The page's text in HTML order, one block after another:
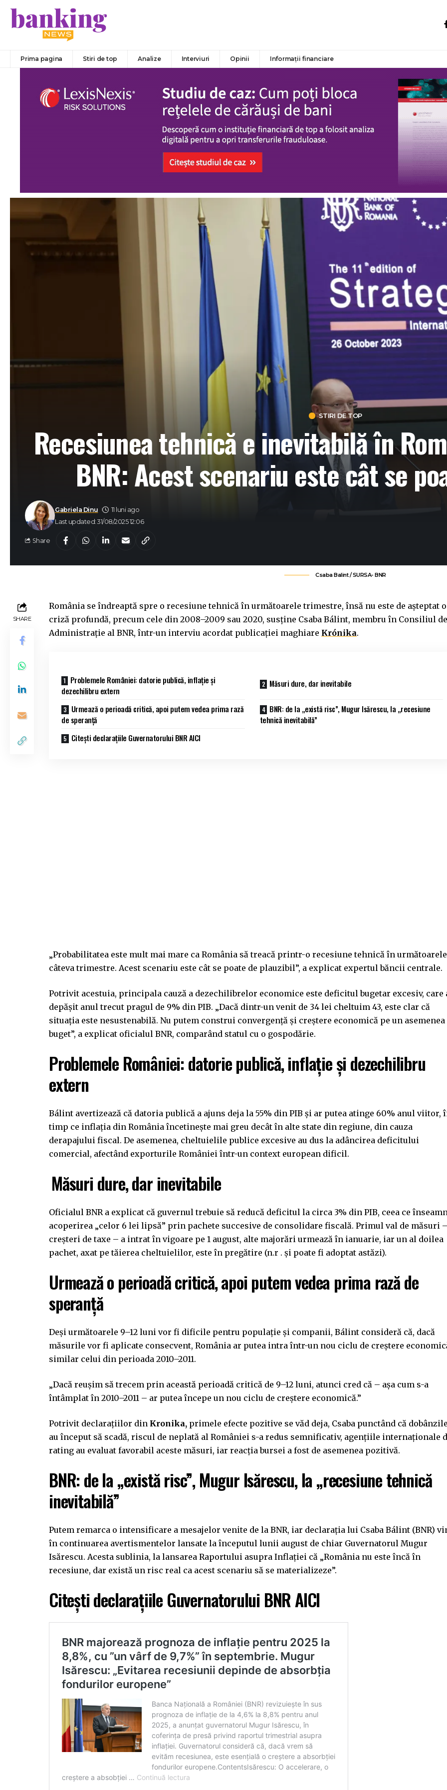
Prima pagina Stiri de top Analize Interviuri Opinii Informații financiare
STIRI DE TOP
Recesiunea tehnică e inevitabilă în
BNR: Acest scenariu este cât se
Last updated: 31/08/2025 12:06
Gabriela Dinu 11 luni ago
Share
Csaba Balint / SURSA- BNR
SHARE
România se îndreaptă spre o recesiune tehnică în următoarele trimestre, însă nu este de așteptat o
criză profundă, precum cele din 2008–2009 sau 2020, susține Csaba Bálint, membru în Consiliul de
Administrație al BNR, într-un interviu acordat publicației maghiare Krónika.
Problemele României: datorie publică, inflație și
dezechilibru extern
Măsuri dure, dar inevitabile
Urmează o perioadă critică, apoi putem vedea prima rază
de speranță
BNR: de la „există risc”, Mugur Isărescu, la „recesiune
tehnică inevitabilă”
Citești declarațiile Guvernatorului BNR AICI
„Probabilitatea este mult mai mare ca România să treacă printr-o recesiune tehnică în următoarele
câteva trimestre. Acest scenariu este cât se poate de plauzibil”, a explicat expertul băncii centrale.
Potrivit acestuia, principala cauză a dezechilibrelor economice este deficitul bugetar excesiv, care
depășit anul trecut pragul de 9% din PIB. „Dacă dintr-un venit de 34 lei cheltuim 43, este clar că
situația este nesustenabilă. Nu putem construi convergență și creștere economică pe un asemenea
buget”, a explicat oficialul BNR, comparând statul cu o gospodărie.
Problemele României: datorie publică, inflație și dezechilibru
extern
Bálint avertizează că datoria publică a ajuns deja la 55% din PIB și ar putea atinge 60% anul viitor,
timp ce inflația din România încetinește mai greu decât în alte state din regiune, din cauza
derapajului fiscal. De asemenea, cheltuielile publice excesive au dus la adâncirea deficitului
comercial, afectând exporturile României într-un context european dificil.
Măsuri dure, dar inevitabile
Oficialul BNR a explicat că guvernul trebuie să reducă deficitul la circa 3% din PIB, ceea ce
acoperirea „celor 6 lei lipsă” prin pachete succesive de consolidare fiscală. Primul val de măsuri
creșteri de taxe – a intrat în vigoare pe 1 august, alte majorări urmează în ianuarie, iar un al doilea
pachet, axat pe tăierea cheltuielilor, este în pregătire (n.r . și poate fi adoptat astăzi).
Urmează o perioadă critică, apoi putem vedea prima rază de
speranță
Deși următoarele 9–12 luni vor fi dificile pentru populație și companii, Bálint consideră că, dacă
măsurile vor fi aplicate consecvent, România ar putea intra într-un nou ciclu de creștere
similar celui din perioada 2010–2011.
„Dacă reușim să trecem prin această perioadă critică de 9–12 luni, atunci cred că – așa cum s-a
întâmplat în 2010–2011 – ar putea începe un nou ciclu de creștere economică.”
Potrivit declarațiilor din Kronika, primele efecte pozitive se văd deja, Csaba punctând că
au început să scadă, riscul de neplată al României s-a redus semnificativ, agențiile internaționale
rating au evaluat favorabil aceste măsuri, iar reacția bursei a fost de asemenea pozitivă.
BNR: de la „există risc”, Mugur Isărescu, la „recesiune tehnică
inevitabilă”
Putem remarca o intensificare a mesajelor venite de la BNR, iar declarația lui Csaba Bálint (BNR)
în continuarea avertismentelor lansate la începutul lunii august de chiar Guvernatorul Mugur
Isărescu. Acesta sublinia, la lansarea Raportului asupra Inflației că „România nu este încă în
recesiune, dar există un risc real ca acest scenariu să se materializeze”.
Citești declarațiile Guvernatorului BNR AICI